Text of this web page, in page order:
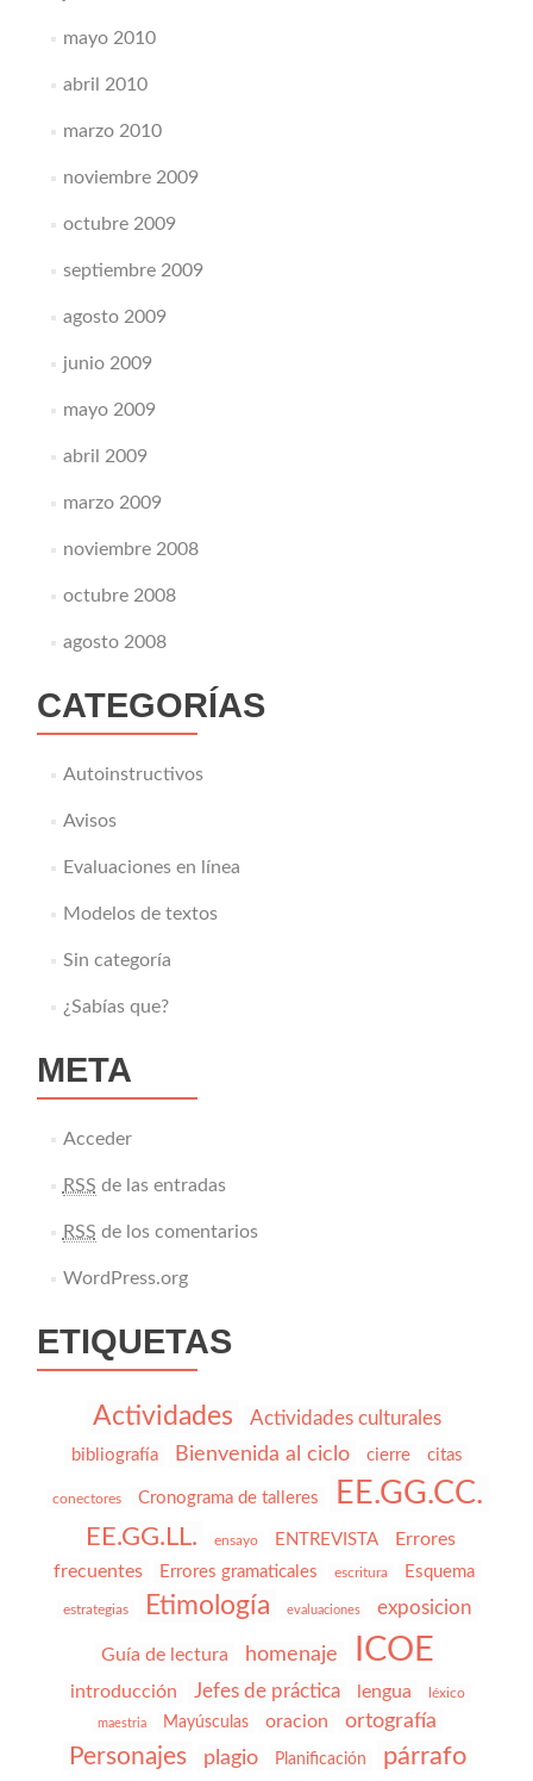
mayo 2010
abril 2010
marzo 2010
noviembre 2009
octubre 2009
septiembre 2009
agosto 2009
junio 2009
mayo 2009
abril 2009
marzo 2009
noviembre 2008
octubre 2008
agosto 2008
CATEGORÍAS
Autoinstructivos
Avisos
Evaluaciones en línea
Modelos de textos
Sin categoría
¿Sabías que?
META
Acceder
RSS de las entradas
RSS de los comentarios
WordPress.org
ETIQUETAS
Actividades Actividades culturales
bibliografía Bienvenida al ciclo cierre citas
conectores Cronograma de talleres EE.GG.CC.
EE.GG.LL. ensayo ENTREVISTA
Errores
frecuentes
Errores gramaticales escritura Esquema
estrategias Etimología evaluaciones exposicion
Guía de lectura homenaje ICOE
introducción Jefes de práctica lengua léxico
maestria Mayúsculas oracion ortografía
Personajes plagio Planificación párrafo